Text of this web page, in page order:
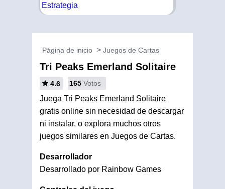
Página de inicio Juegos de Cartas
Tri Peaks Emerland Solitaire
4.6 165 Votos
Juega Tri Peaks Emerland Solitaire
gratis online sin necesidad de descargar
ni instalar, o explora muchos otros
juegos similares en Juegos de Cartas.
Desarrollador
Desarrollado por Rainbow Games